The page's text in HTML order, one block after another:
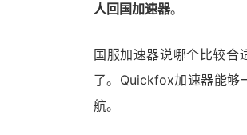
人回国加速器。
国服加速器说哪个比较合
了。Quickfox加速器能够
航。